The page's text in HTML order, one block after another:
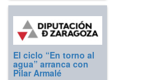
El ciclo “En torno al
agua” arranca con
Pilar Armalé